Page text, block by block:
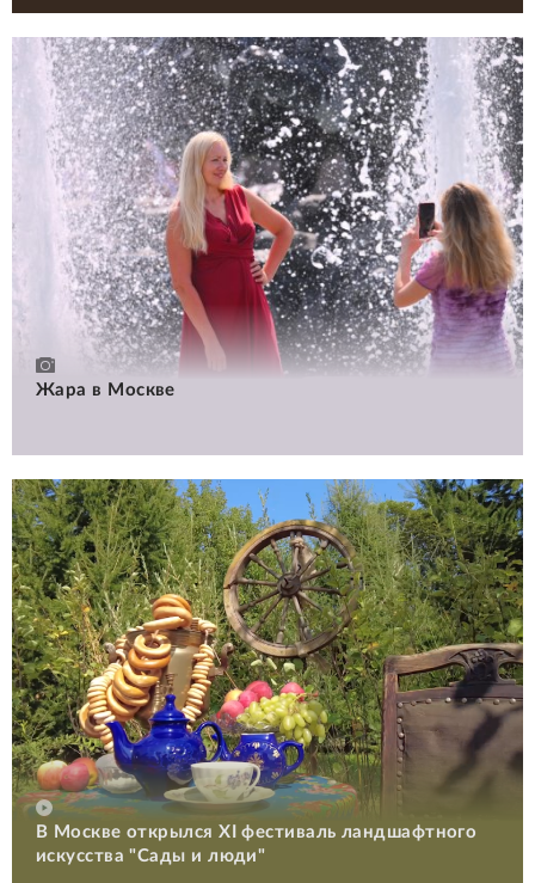
Жара в Москве
В Москве открылся XI фестиваль ландшафтного
искусства "Сады и люди"